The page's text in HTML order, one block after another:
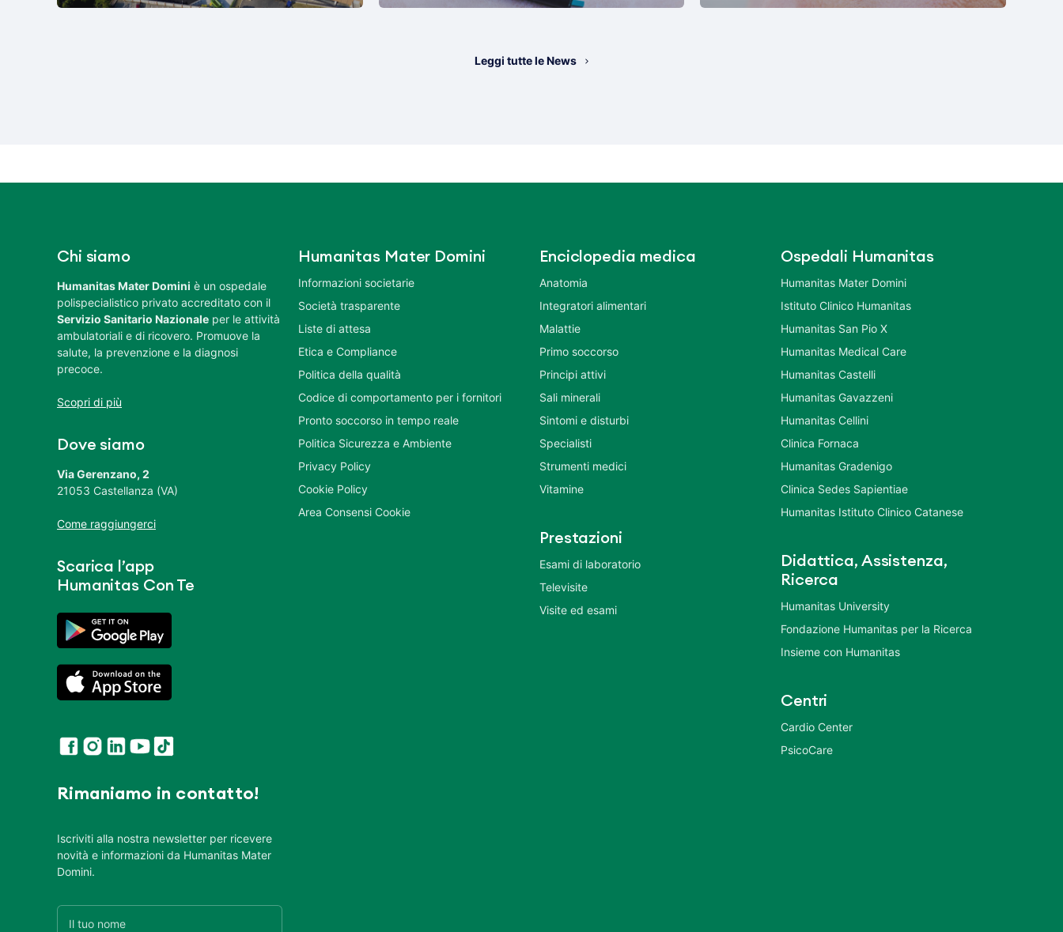
Leggi tutte le News
Chi siamo
Humanitas Mater Domini è un ospedale
polispecialistico privato accreditato con il
Servizio Sanitario Nazionale per le attività
ambulatoriali e di ricovero. Promuove la
salute, la prevenzione e la diagnosi
precoce.
Scopri di più
Dove siamo
Via Gerenzano, 2
21053 Castellanza (VA)
Come raggiungerci
Scarica l’app
Humanitas Con Te
Rimaniamo in contatto!
Iscriviti alla nostra newsletter per ricevere
novità e informazioni da Humanitas Mater
Domini.
Humanitas Mater Domini
Informazioni societarie
Società trasparente
Liste di attesa
Etica e Compliance
Politica della qualità
Codice di comportamento per i fornitori
Pronto soccorso in tempo reale
Politica Sicurezza e Ambiente
Privacy Policy
Cookie Policy
Area Consensi Cookie
Enciclopedia medica
Anatomia
Integratori alimentari
Malattie
Primo soccorso
Principi attivi
Sali minerali
Sintomi e disturbi
Specialisti
Strumenti medici
Vitamine
Prestazioni
Esami di laboratorio
Televisite
Visite ed esami
Ospedali Humanitas
Humanitas Mater Domini
Istituto Clinico Humanitas
Humanitas San Pio X
Humanitas Medical Care
Humanitas Castelli
Humanitas Gavazzeni
Humanitas Cellini
Clinica Fornaca
Humanitas Gradenigo
Clinica Sedes Sapientiae
Humanitas Istituto Clinico Catanese
Didattica, Assistenza,
Ricerca
Humanitas University
Fondazione Humanitas per la Ricerca
Insieme con Humanitas
Centri
Cardio Center
PsicoCare